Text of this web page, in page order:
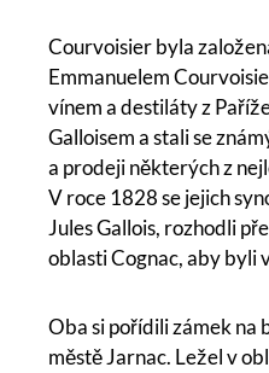
Courvoisier byla
Emmanuelem
vínem a destiláty z
Galloisem a stali se
a prodeji některých z
V roce 1828 se jejich
Jules Gallois, rozhodli
oblasti Cognac, aby byli
Oba si pořídili zámek na
městě Jarnac. Ležel v